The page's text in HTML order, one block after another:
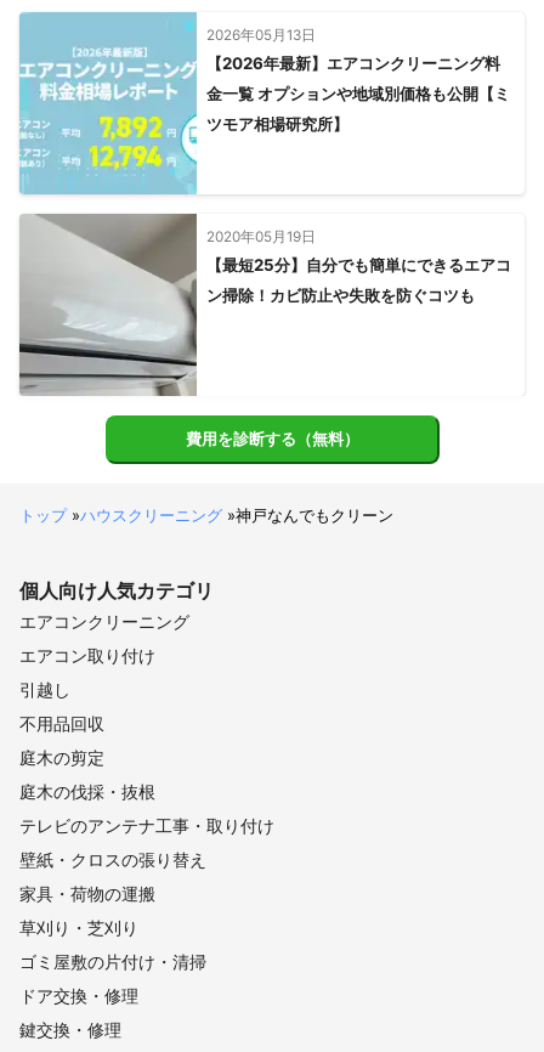
2026年05月13日
【2026年最新】エアコンクリーニング料
金一覧 オプションや地域別価格も公開【ミ
ツモア相場研究所】
2020年05月19日
【最短25分】自分でも簡単にできるエアコ
ン掃除！カビ防止や失敗を防ぐコツも
費用を診断する（無料）
トップ»ハウスクリーニング »神戸なんでもクリーン
個人向け人気カテゴリ
エアコンクリーニング
エアコン取り付け
引越し
不用品回収
庭木の剪定
庭木の伐採・抜根
テレビのアンテナ工事・取り付け
壁紙・クロスの張り替え
家具・荷物の運搬
草刈り・芝刈り
ゴミ屋敷の片付け・清掃
ドア交換・修理
鍵交換・修理